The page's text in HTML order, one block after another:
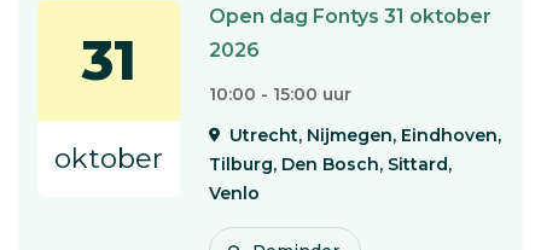
31
oktober
Open dag Fontys 31 oktober
2026
10:00 - 15:00 uur
Utrecht, Nijmegen, Eindhoven,
Tilburg, Den Bosch, Sittard,
Venlo